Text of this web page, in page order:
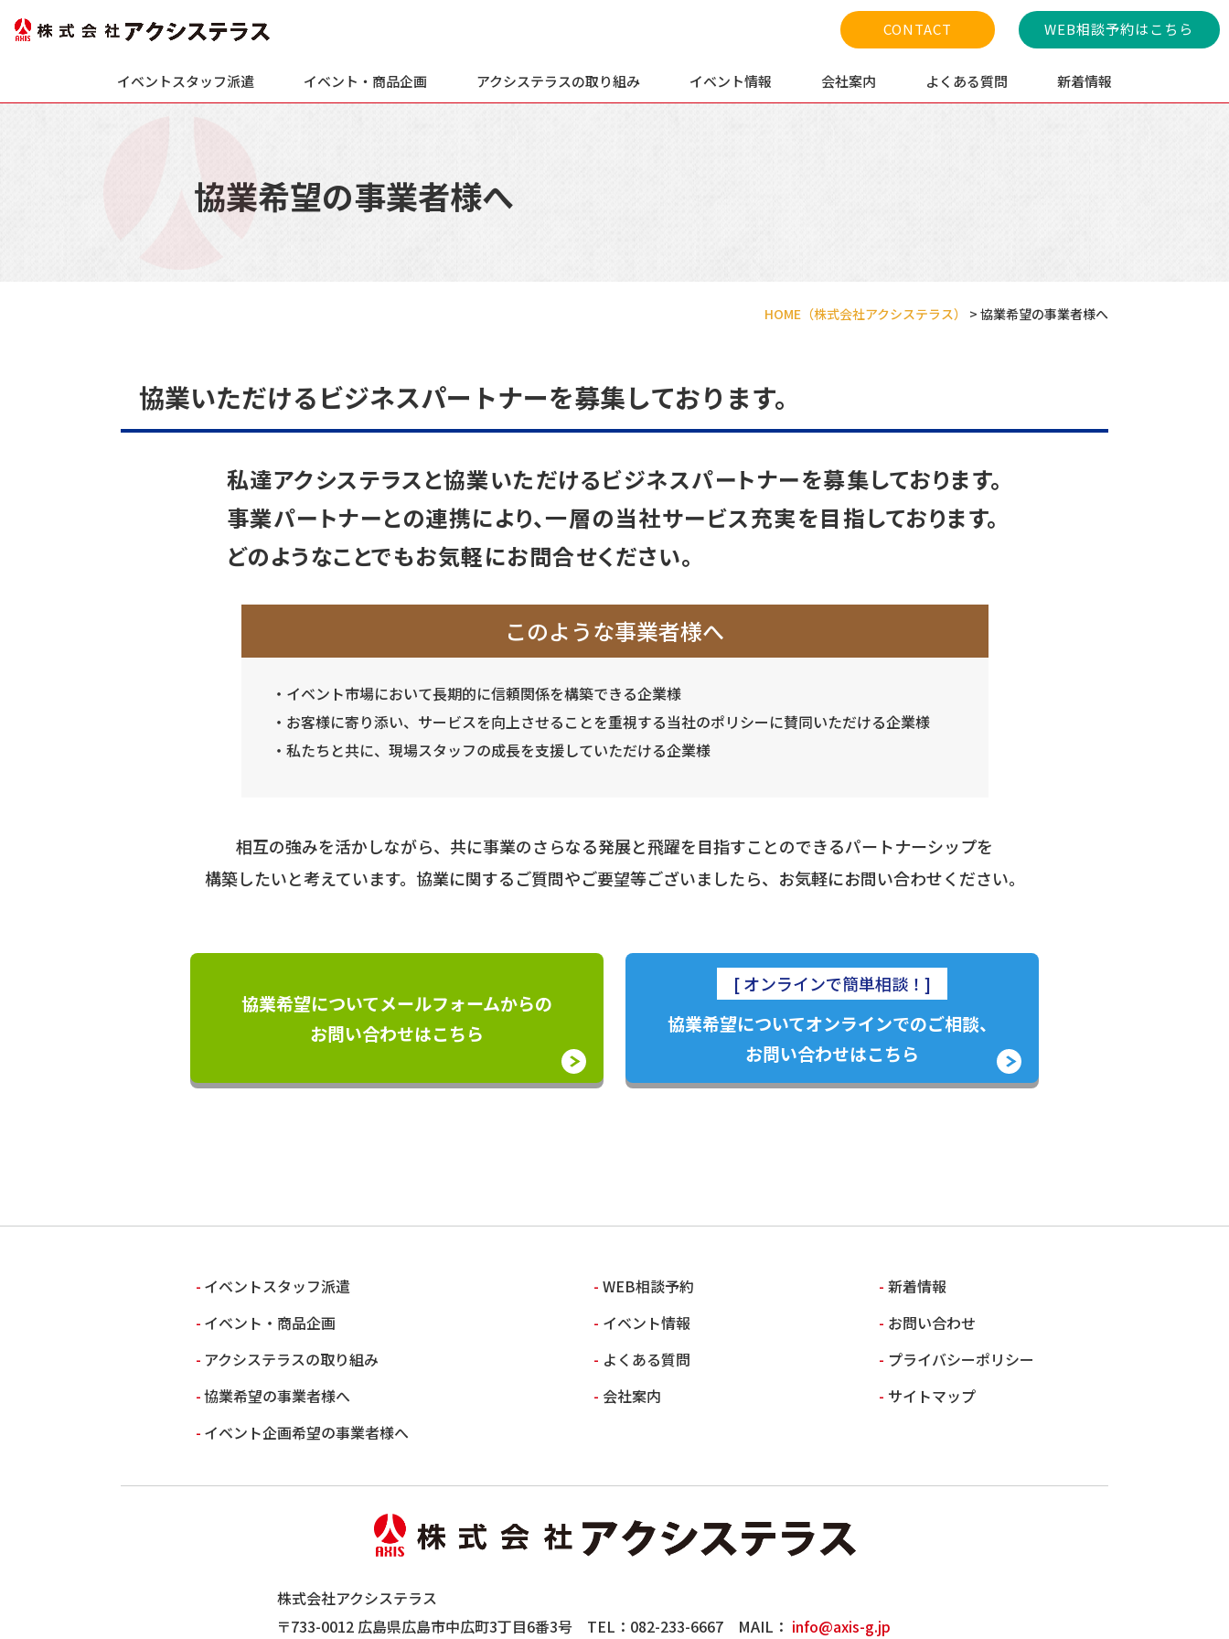
イベントスタッフ派遣 イベント・ 商品企画 アクシステラスの取り組み イベント情報 会社案内 よくある質問 新着情報
CONTACT WEB相談予約はこちら
協業希望の事業者様へ
HOME （株式会社アクシステラス） > 協業希望の事業者様へ
協業いただけるビジネスパートナーを募集しております。
私達アクシステラスと協業いただけるビジネスパートナーを募集しております。
事業パートナーとの連携により、一層の当社サービス充実を目指しております。
どのようなことでもお気軽にお問合せください。
このような事業者様へ
イベント市場において長期的に信頼関係を構築できる企業様
お客様に寄り添い、サービスを向上させることを重視する当社のポリシーに賛同いただける企業様
私たちと共に、現場スタッフの成長を支援していただける企業様
相互の強みを活かしながら、共に事業のさらなる発展と飛躍を目指すことのできるパートナーシップを
構築したいと考えています。 協業に関するご質問やご要望等ございましたら、お気軽にお問い合わせください。
協業希望についてメールフォームからの
お問い合わせはこちら
[ オンラインで簡単相談！]
協業希望についてオンラインでのご相談、
お問い合わせはこちら
イベントスタッフ派遣
イベント・商品企画
アクシステラスの取り組み
協業希望の事業者様へ
イベント企画希望の事業者様へ
WEB相談予約
イベント情報
よくある質問
会社案内
新着情報
お問い合わせ
プライバシーポリシー
サイトマップ
株式会社アクシステラス
〒733-0012 広島県広島市中広町3丁目6番3号
TEL： 082-233-6667 MAIL： info@axis-g.jp